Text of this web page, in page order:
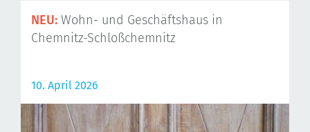
NEU: Wohn- und Geschäftshaus in
Chemnitz-Schloßchemnitz
10. April 2026